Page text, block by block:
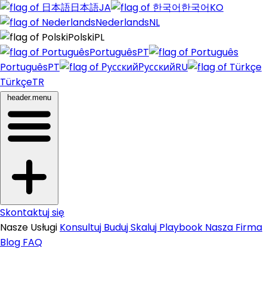
日本語JA 한국어KO
NederlandsNL
PolskiPL
PortuguêsPT
PortuguêsPT РусскийRU
TürkçeTR
header.menu
Skontaktuj się
Nasze Usługi Konsultuj BudujSkaluj Playbook Nasza Firma
Blog FAQ